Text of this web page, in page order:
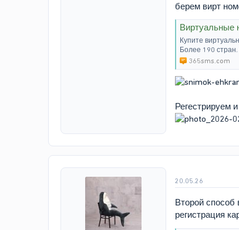
берем вирт
Виртуальные
Купите
Более 190
365sms.com
Регестрируем
20.05.26
Второй способ
регистрация